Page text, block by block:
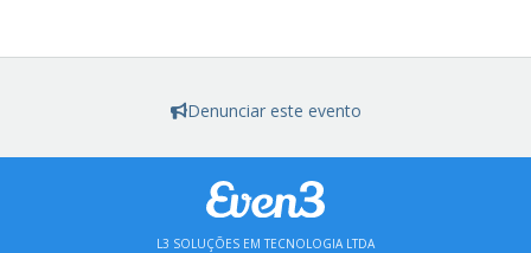
Denunciar este evento
L3 SOLUÇÕES EM TECNOLOGIA LTDA